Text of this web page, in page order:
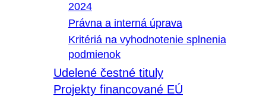
2024
Právna a interná úprava
Kritériá na vyhodnotenie splnenia
podmienok
Udelené čestné tituly
Projekty financované EÚ